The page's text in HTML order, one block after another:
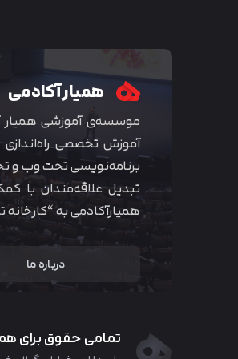
همیار آکادمی
آموزش تخصصی
برنامه‌نویسی تحت وب
تبدیل علاقه‌مندان با
همیارآکادمی به
درباره ما
تمامی حقوق برای